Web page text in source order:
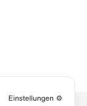
Einstellungen ⚙️